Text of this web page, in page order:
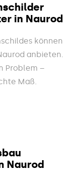
in Naurod
können
anbieten.
Problem –
Maß.
Naurod